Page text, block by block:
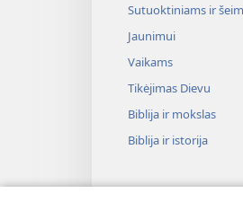
Sutuoktiniams ir
Jaunimui
Vaikams
Tikėjimas Dievu
Biblija ir mokslas
Biblija ir istorija